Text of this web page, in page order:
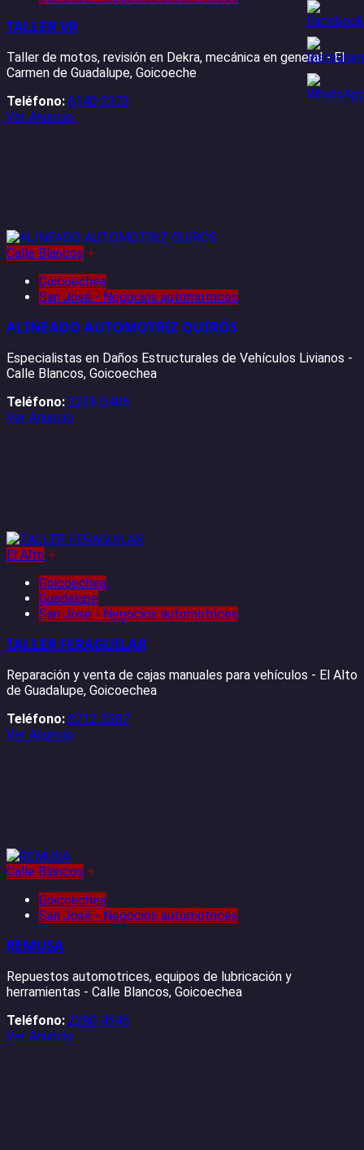
TALLER VR
Taller de motos, revisión en Dekra, mecánica en general - El
Carmen de Guadalupe, Goicoeche
Teléfono: 6140 2373
Ver Anuncio
Calle Blancos +
Goicoechea
San José - Negocios automotrices
ALINEADO AUTOMOTRIZ QUIRÓS
Especialistas en Daños Estructurales de Vehículos Livianos -
Calle Blancos, Goicoechea
Teléfono: 2225 0405
Ver Anuncio
El Alto +
Goicoechea
Guadalupe
San José - Negocios automotrices
TALLER FERAGUILAR
Reparación y venta de cajas manuales para vehículos - El Alto
de Guadalupe, Goicoechea
Teléfono: 8712 3587
Ver Anuncio
Calle Blancos +
Goicoechea
San José - Negocios automotrices
REMUSA
Repuestos automotrices, equipos de lubricación y
herramientas - Calle Blancos, Goicoechea
Teléfono: 2280 4545
Ver Anuncio